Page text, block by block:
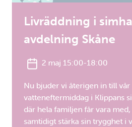
Livräddning i
avdelning Skåne
2 maj 15:00-18:00
Nu bjuder vi återigen in till vår
vatteneftermiddag i Klippans
där hela familjen får vara
samtidigt stärka sin trygghet i